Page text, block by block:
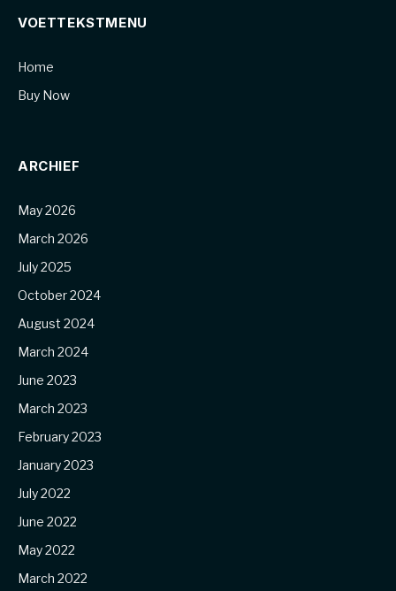
VOETTEKSTMENU
Home
Buy Now
ARCHIEF
May 2026
March 2026
July 2025
October 2024
August 2024
March 2024
June 2023
March 2023
February 2023
January 2023
July 2022
June 2022
May 2022
March 2022